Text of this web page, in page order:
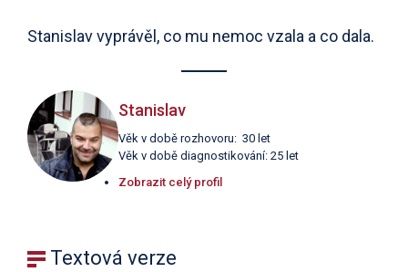
Stanislav vyprávěl, co mu nemoc vzala a co dala.
Stanislav
Věk v době rozhovoru: 30 let
Věk v době diagnostikování: 25 let
Zobrazit celý profil
Textová verze